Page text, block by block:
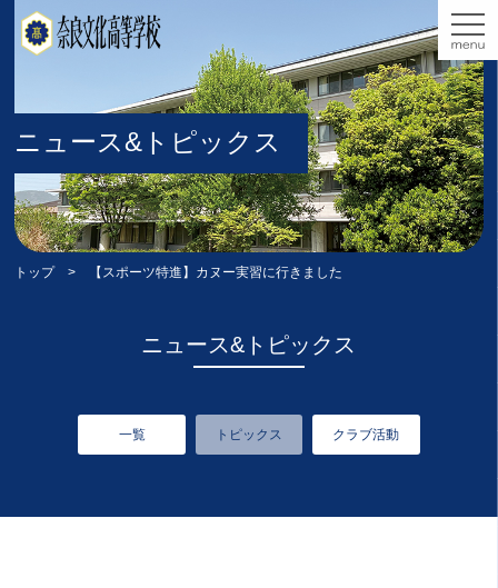
ニュース&トピックス
トップ> 【スポーツ特進】カヌー実習に行きました
ニュース&トピックス
一覧 トピックス クラブ活動